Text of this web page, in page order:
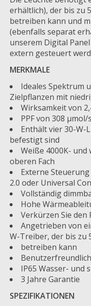
erhältlich), der bis zu
betreiben kann und
(ebenfalls separat
unserem Digital
extern gesteuert
MERKMALE
Ideales Spektrum
Zielpflanzen mit
Wirksamkeit von
PPF von 308 µmol/s
Enthält vier 30-W-
befestigt sind
Weiße 4000K- und
oberen Fach
Externe
2.0 oder Universal
Vollständig
Hohe
Verkürzen Sie den
Angetrieben von
W-Treiber, der bis zu
betreiben kann
IP65 Wasser- und
3 Jahre Garantie
SPEZIFIKATIONEN